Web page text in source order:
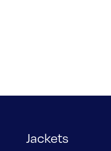
Jackets